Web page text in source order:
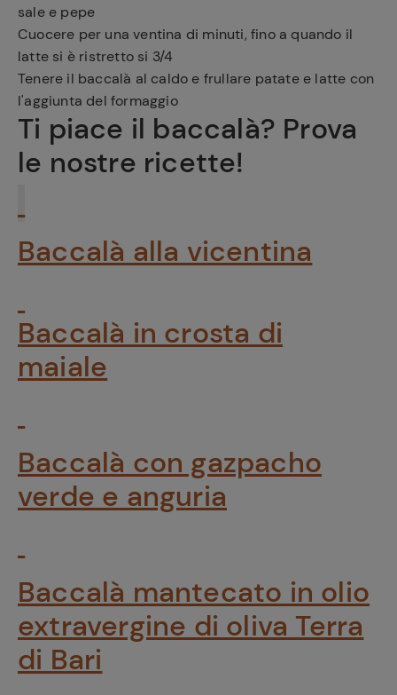
sale e pepe
Cuocere per una ventina di minuti, fino a quando il
latte si è ristretto si 3/4
Tenere il baccalà al caldo e frullare patate e latte con
l'aggiunta del formaggio
Ti piace il baccalà? Prova
le nostre ricette!
Baccalà alla vicentina
Baccalà in crosta di
maiale
Baccalà con gazpacho
verde e anguria
Baccalà mantecato in olio
extravergine di oliva Terra
di Bari